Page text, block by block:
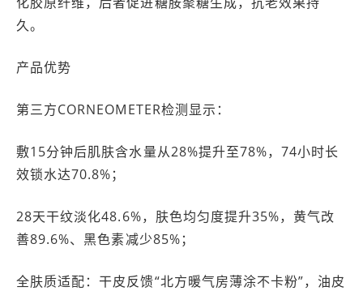
久。
产品优势
第三方CORNEOMETER检测显示：
敷15分钟后肌肤含水量从28%提升至78%，74小时长
效锁水达70.8%；
28天干纹淡化48.6%，肤色均匀度提升35%，黄气改
善89.6%、黑色素减少85%；
全肤质适配：干皮反馈“北方暖气房薄涂不卡粉”，油皮